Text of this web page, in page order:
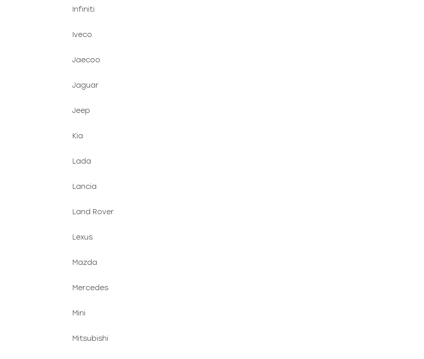
Infiniti
Iveco
Jaecoo
Jaguar
Jeep
Kia
Lada
Lancia
Land Rover
Lexus
Mazda
Mercedes
Mini
Mitsubishi